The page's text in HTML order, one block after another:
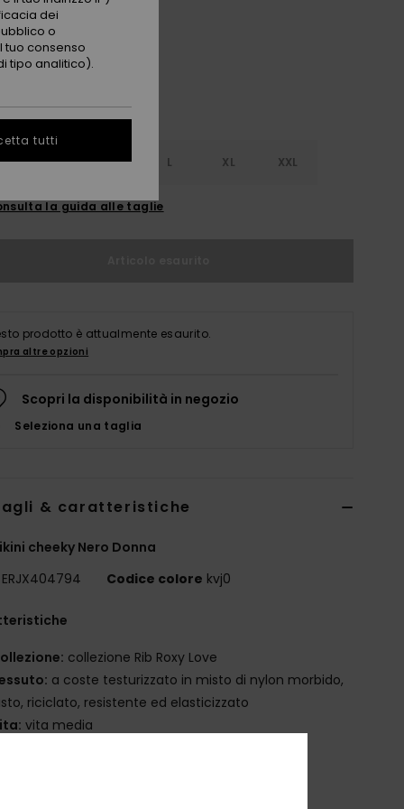
Anthracite
S M L XL XXL
la guida alle taglie
prodotto è attualmente esaurito.
altre opzioni
Scopri la disponibilità in negozio
Seleziona una taglia
& caratteristiche
cheeky Nero Donna
ERJX404794 Codice colore kvj0
collezione Rib Roxy Love
a coste testurizzato in misto di nylon morbido,
riciclato, resistente ed elasticizzato
vita media
dei
o
tuo consenso
tipo analitico).
tutti